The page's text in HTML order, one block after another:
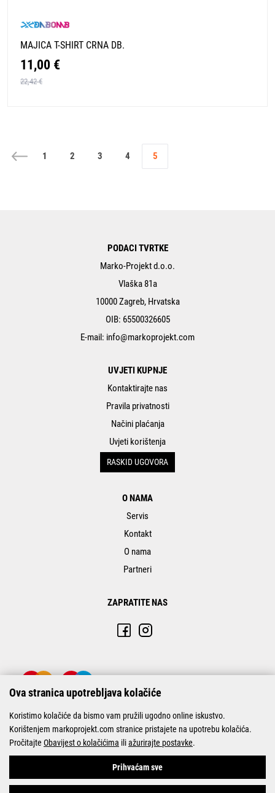
MAJICA T-SHIRT CRNA DB.
11,00 €
22,42 €
1 2 3 4 5
PODACI TVRTKE
Marko-Projekt d.o.o.
Vlaška 81a
10000 Zagreb, Hrvatska
OIB: 65500326605
E-mail: info@markoprojekt.com
UVJETI KUPNJE
Kontaktirajte nas
Pravila privatnosti
Načini plaćanja
Uvjeti korištenja
RASKID UGOVORA
O NAMA
Servis
Kontakt
O nama
Partneri
ZAPRATITE NAS
© Marko-Projekt 2026
Ova stranica upotrebljava kolačiće
Koristimo kolačiće da bismo vam pružili ugodno online iskustvo.
Korištenjem markoprojekt.com stranice pristajete na upotrebu kolačića.
Pročitajte Obavijest o kolačićima iliažurirajte postavke.
Prihvaćam sve